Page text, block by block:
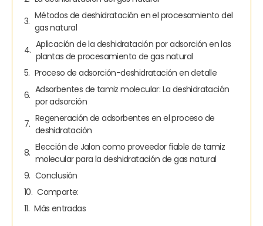
Métodos de deshidratación en el procesamiento del
gas natural
Aplicación de la deshidratación por adsorción en las
plantas de procesamiento de gas natural
Proceso de adsorción-deshidratación en detalle
Adsorbentes de tamiz molecular: La deshidratación
por adsorción
Regeneración de adsorbentes en el proceso de
deshidratación
Elección de Jalon como proveedor fiable de tamiz
molecular para la deshidratación de gas natural
Conclusión
Comparte:
Más entradas